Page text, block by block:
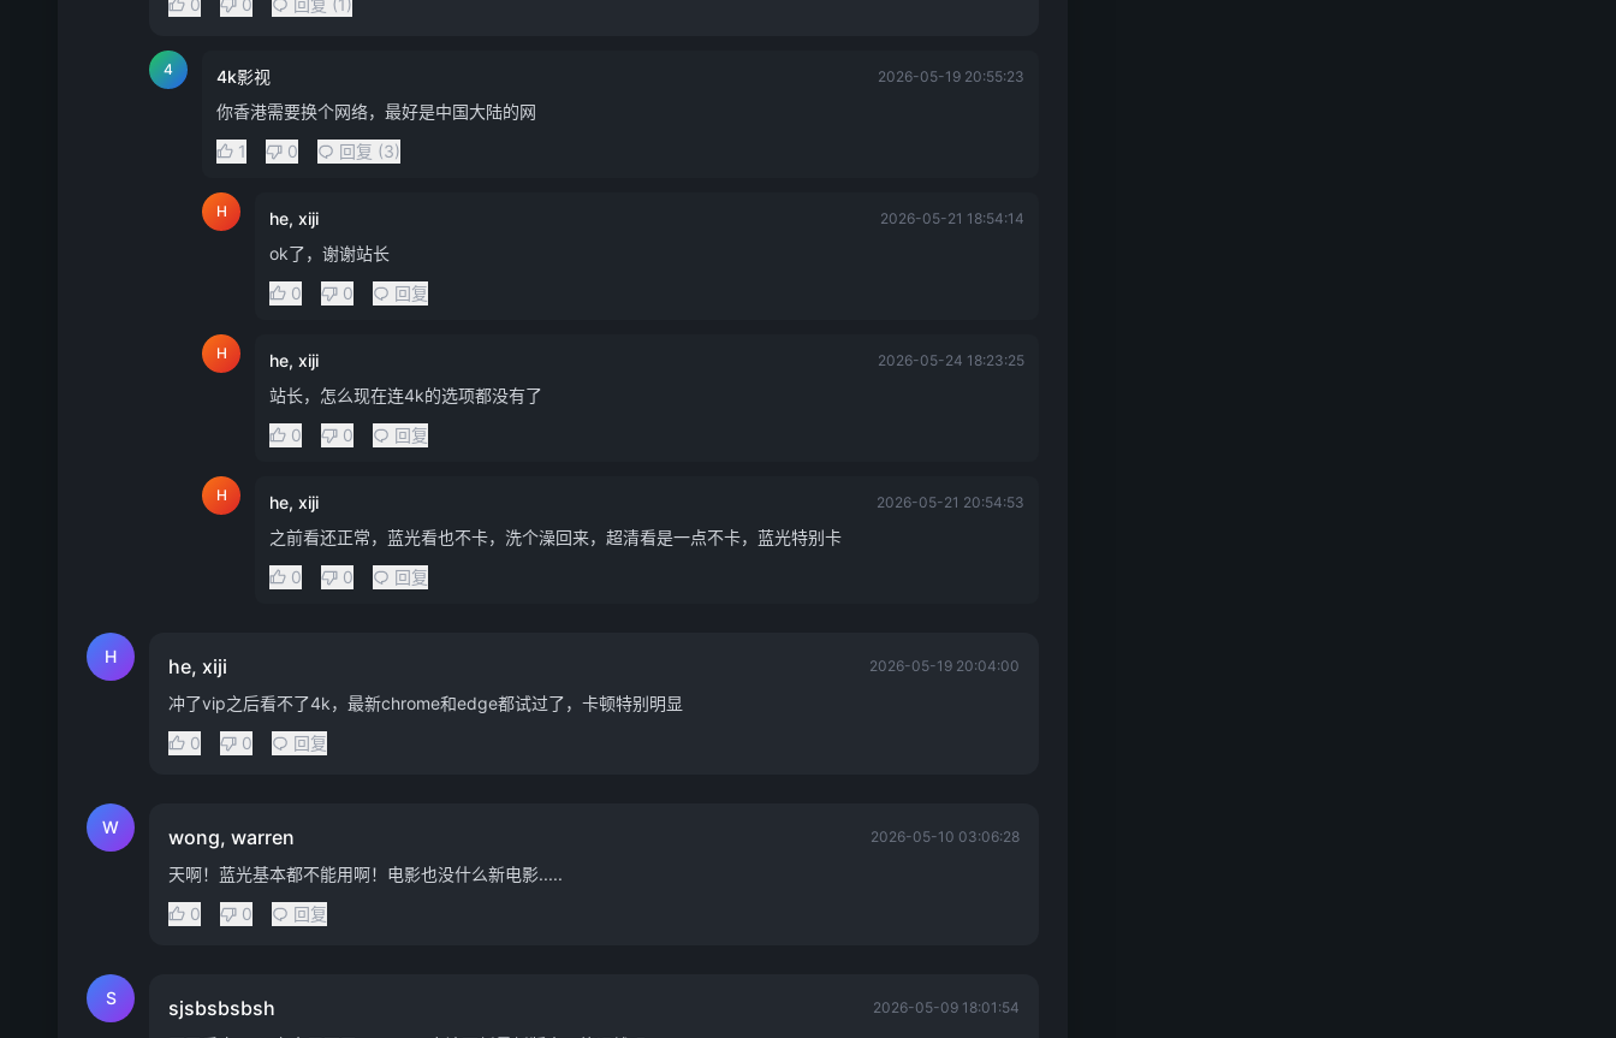
0
0 回复 (1)
4 4k影视 2026-05-19 20:55:23
你香港需要换个网络，最好是中国大陆的网
1
0 回复 (3)
H he, xiji 2026-05-21 18:54:14
ok了，谢谢站长
0
0 回复
H he, xiji 2026-05-24 18:23:25
站长，怎么现在连4k的选项都没有了
0
0 回复
H he, xiji 2026-05-21 20:54:53
之前看还正常，蓝光看也不卡，洗个澡回来，超清看是一点不卡，蓝光特别卡
0
0 回复
H he, xiji 2026-05-19 20:04:00
冲了vip之后看不了4k，最新chrome和edge都试过了，卡顿特别明显
0
0 回复
W wong, warren 2026-05-10 03:06:28
天啊！蓝光基本都不能用啊！电影也没什么新电影.....
0
0 回复
S sjsbsbsbsh 2026-05-09 18:01:54